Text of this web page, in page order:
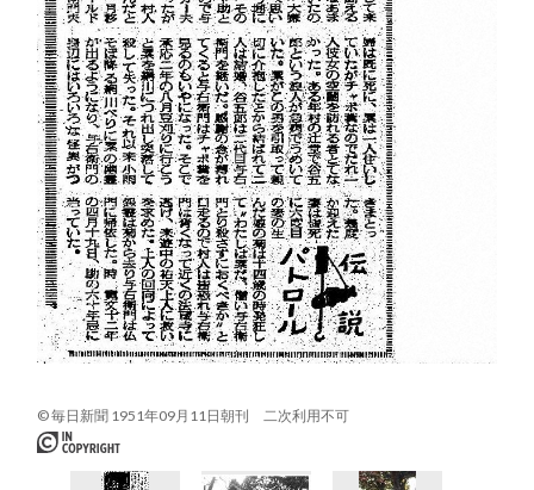
© 毎日新聞 1951年09月11日朝刊 二次利用不可